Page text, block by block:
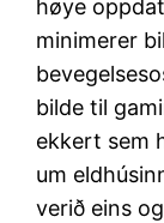
høye
minimerer
bilde til
ekkert sem
um
verið eins